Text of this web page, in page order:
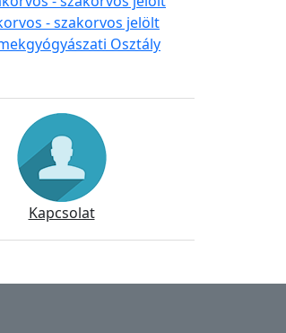
- szakorvos jelölt
Osztály
Kapcsolat